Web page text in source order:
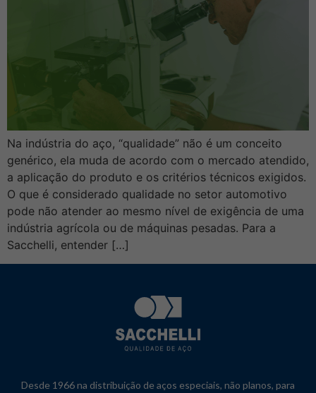
Na indústria do aço, “qualidade” não é um conceito
genérico, ela muda de acordo com o mercado atendido,
a aplicação do produto e os critérios técnicos exigidos.
O que é considerado qualidade no setor automotivo
pode não atender ao mesmo nível de exigência de uma
indústria agrícola ou de máquinas pesadas. Para a
Sacchelli, entender […]
Desde 1966 na distribuição de aços especiais, não planos, para